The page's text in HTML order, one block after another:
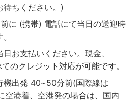
待ちください。)
に (携帯) 電話にて当日の送迎時
お支払いください。現金、
のクレジット対応が可能です。
機出発 40~50分前(国際線は
空港着、空港発の場合は、国内